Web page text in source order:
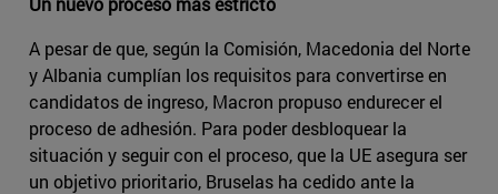
A pesar de que, según la Comisión, Macedonia del Norte
y Albania cumplían los requisitos para convertirse en
candidatos de ingreso, Macron propuso endurecer el
proceso de adhesión. Para poder desbloquear la
situación y seguir con el proceso, que la UE asegura ser
un objetivo prioritario, Bruselas ha cedido ante la